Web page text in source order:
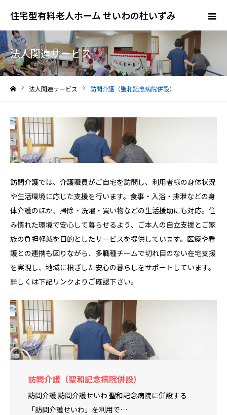
住宅型有料老人ホーム せいわの杜いずみ
法人関連サービス
法人関連サービス 訪問介護（聖和記念病院併設）
訪問介護では、介護職員がご自宅を訪問し、利用者様の身体状況
や生活環境に応じた支援を行います。食事・入浴・排泄などの身
体介護のほか、掃除・洗濯・買い物などの生活援助にも対応。住
み慣れた環境で安心して暮らせるよう、ご本人の自立支援とご家
族の負担軽減を目的としたサービスを提供しています。医療や看
護との連携も図りながら、多職種チームで切れ目のない在宅支援
を実現し、地域に根ざした安心の暮らしをサポートしています。
詳しくは下記リンクよりご確認下さい。
訪問介護（聖和記念病院併設）
訪問介護 訪問介護せいわ 聖和記念病院に併設する
「訪問介護せいわ」を利用で…